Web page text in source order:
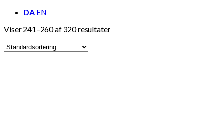
DA EN
Viser 241–260 af 320 resultater